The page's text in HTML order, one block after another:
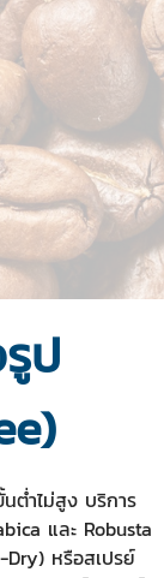
ป
ต่ำไม่สูง บริการ
และ Robusta
หรือสเปรย์